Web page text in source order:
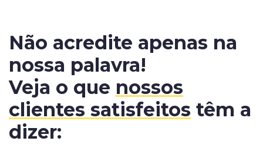
Não acredite apenas na
nossa palavra!
Veja o que nossos
clientes satisfeitos têm a
dizer: